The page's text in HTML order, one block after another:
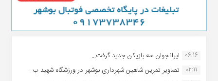
06:16 ایرانجوان سه بازیکن جدید گرفت...
02:11
تصاویر تمرین شاهین شهردارى بوشهر در ورزشگاه شهید ب...